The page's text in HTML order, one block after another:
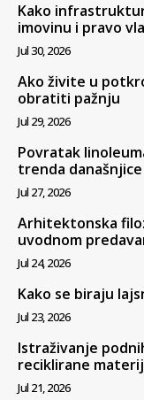
Kako
imovinu i pravo
Jul 30, 2026
Ako živite u
obratiti pažnju
Jul 29, 2026
Povratak
trenda današnjice
Jul 27, 2026
Arhitektonska
uvodnom
Jul 24, 2026
Kako se biraju
Jul 23, 2026
Istraživanje
reciklirane
Jul 21, 2026